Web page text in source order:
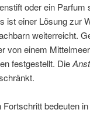
oder ein
ist einer Lösung zur
weiterreicht.
von einem
festgestellt. Die
bedeuten